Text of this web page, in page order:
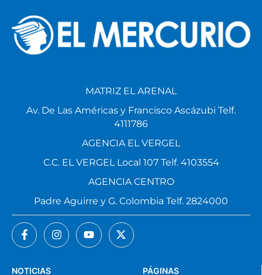
PÁGINAS
NOTICIAS
MATRIZ EL ARENAL
Av. De Las Américas y Francisco Ascázubi Telf.
4111786
AGENCIA EL VERGEL
C.C. EL VERGEL Local 107 Telf. 4103554
AGENCIA CENTRO
Padre Aguirre y G. Colombia Telf. 2824000